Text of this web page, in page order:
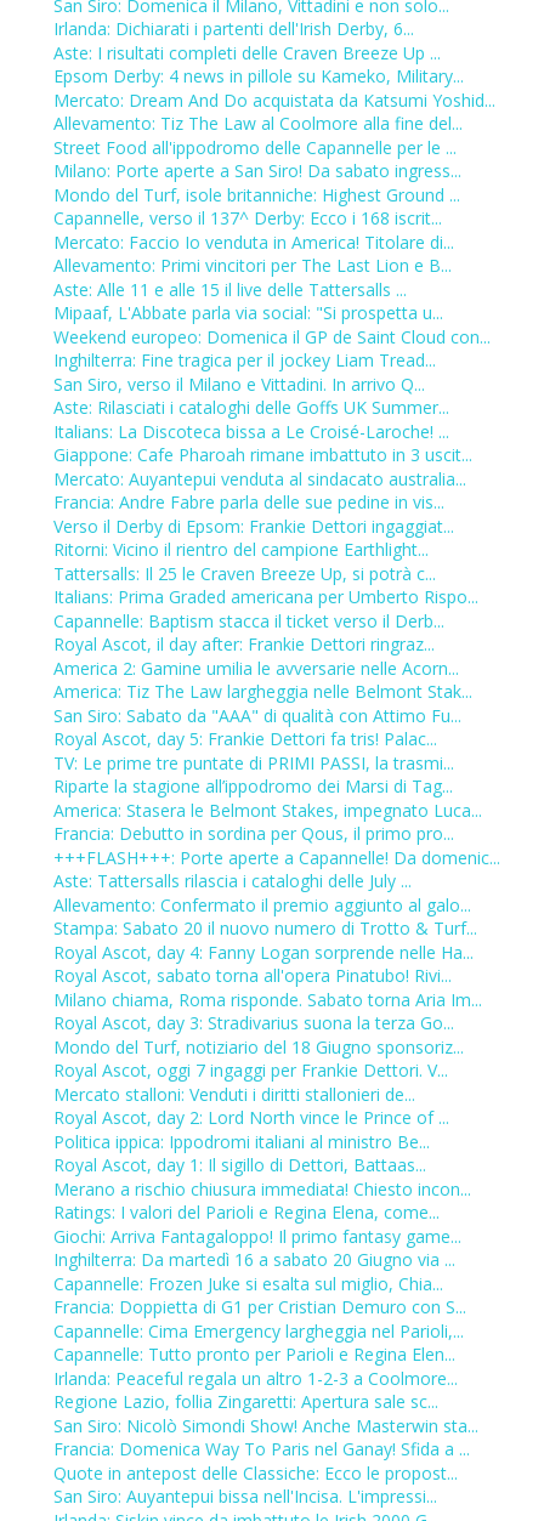
San Siro: Domenica il Milano, Vittadini e non solo...
Irlanda: Dichiarati i partenti dell'Irish Derby, 6...
Aste: I risultati completi delle Craven Breeze Up ...
Epsom Derby: 4 news in pillole su Kameko, Military...
Mercato: Dream And Do acquistata da Katsumi Yoshid...
Allevamento: Tiz The Law al Coolmore alla fine del...
Street Food all'ippodromo delle Capannelle per le ...
Milano: Porte aperte a San Siro! Da sabato ingress...
Mondo del Turf, isole britanniche: Highest Ground ...
Capannelle, verso il 137^ Derby: Ecco i 168 iscrit...
Mercato: Faccio Io venduta in America! Titolare di...
Allevamento: Primi vincitori per The Last Lion e B...
Aste: Alle 11 e alle 15 il live delle Tattersalls ...
Mipaaf, L'Abbate parla via social: "Si prospetta u...
Weekend europeo: Domenica il GP de Saint Cloud con...
Inghilterra: Fine tragica per il jockey Liam Tread...
San Siro, verso il Milano e Vittadini. In arrivo Q...
Aste: Rilasciati i cataloghi delle Goffs UK Summer...
Italians: La Discoteca bissa a Le Croisé-Laroche! ...
Giappone: Cafe Pharoah rimane imbattuto in 3 uscit...
Mercato: Auyantepui venduta al sindacato australia...
Francia: Andre Fabre parla delle sue pedine in vis...
Verso il Derby di Epsom: Frankie Dettori ingaggiat...
Ritorni: Vicino il rientro del campione Earthlight...
Tattersalls: Il 25 le Craven Breeze Up, si potrà c...
Italians: Prima Graded americana per Umberto Rispo...
Capannelle: Baptism stacca il ticket verso il Derb...
Royal Ascot, il day after: Frankie Dettori ringraz...
America 2: Gamine umilia le avversarie nelle Acorn...
America: Tiz The Law largheggia nelle Belmont Stak...
San Siro: Sabato da "AAA" di qualità con Attimo Fu...
Royal Ascot, day 5: Frankie Dettori fa tris! Palac...
TV: Le prime tre puntate di PRIMI PASSI, la trasmi...
Riparte la stagione all’ippodromo dei Marsi di Tag...
America: Stasera le Belmont Stakes, impegnato Luca...
Francia: Debutto in sordina per Qous, il primo pro...
+++FLASH+++: Porte aperte a Capannelle! Da domenic...
Aste: Tattersalls rilascia i cataloghi delle July ...
Allevamento: Confermato il premio aggiunto al galo...
Stampa: Sabato 20 il nuovo numero di Trotto & Turf...
Royal Ascot, day 4: Fanny Logan sorprende nelle Ha...
Royal Ascot, sabato torna all'opera Pinatubo! Rivi...
Milano chiama, Roma risponde. Sabato torna Aria Im...
Royal Ascot, day 3: Stradivarius suona la terza Go...
Mondo del Turf, notiziario del 18 Giugno sponsoriz...
Royal Ascot, oggi 7 ingaggi per Frankie Dettori. V...
Mercato stalloni: Venduti i diritti stallonieri de...
Royal Ascot, day 2: Lord North vince le Prince of ...
Politica ippica: Ippodromi italiani al ministro Be...
Royal Ascot, day 1: Il sigillo di Dettori, Battaas...
Merano a rischio chiusura immediata! Chiesto incon...
Ratings: I valori del Parioli e Regina Elena, come...
Giochi: Arriva Fantagaloppo! Il primo fantasy game...
Inghilterra: Da martedì 16 a sabato 20 Giugno via ...
Capannelle: Frozen Juke si esalta sul miglio, Chia...
Francia: Doppietta di G1 per Cristian Demuro con S...
Capannelle: Cima Emergency largheggia nel Parioli,...
Capannelle: Tutto pronto per Parioli e Regina Elen...
Irlanda: Peaceful regala un altro 1-2-3 a Coolmore...
Regione Lazio, follia Zingaretti: Apertura sale sc...
San Siro: Nicolò Simondi Show! Anche Masterwin sta...
Francia: Domenica Way To Paris nel Ganay! Sfida a ...
Quote in antepost delle Classiche: Ecco le propost...
San Siro: Auyantepui bissa nell'Incisa. L'impressi...